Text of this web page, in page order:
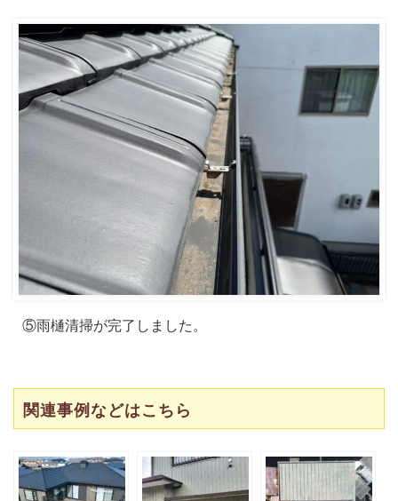
⑤雨樋清掃が完了しました。
関連事例などはこちら